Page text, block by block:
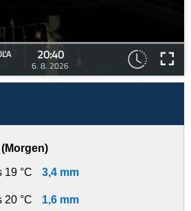
20:40
6. 8. 2026
(Morgen)
19 °C 3,4 mm
20 °C 1,6 mm